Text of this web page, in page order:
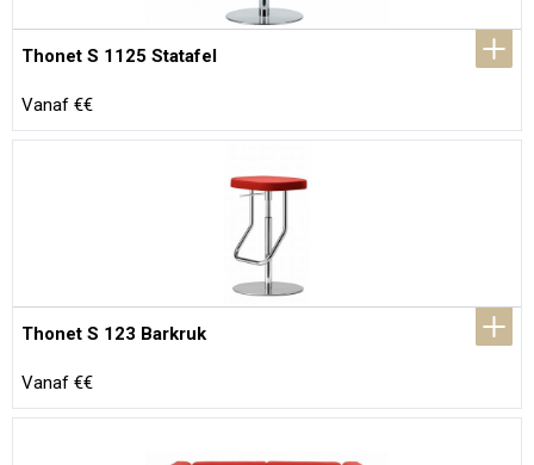
Thonet S 1125 Statafel
Vanaf €€
Thonet S 123 Barkruk
Vanaf €€